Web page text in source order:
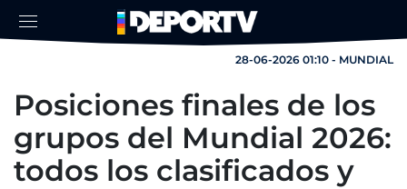
28-06-2026 01:10 - MUNDIAL
Posiciones finales de los
grupos del Mundial 2026:
todos los clasificados y